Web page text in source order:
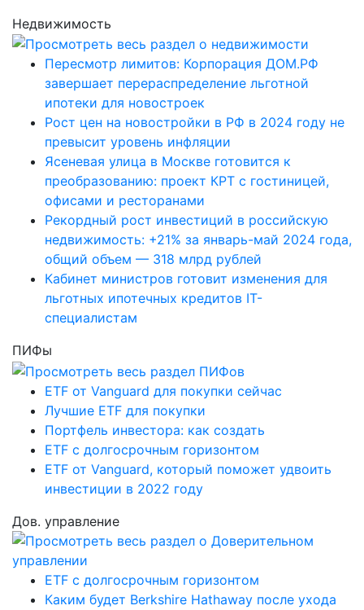
Недвижимость
Пересмотр лимитов: Корпорация ДОМ.РФ
завершает перераспределение льготной
ипотеки для новостроек
Рост цен на новостройки в РФ в 2024 году не
превысит уровень инфляции
Ясеневая улица в Москве готовится к
преобразованию: проект КРТ с гостиницей,
офисами и ресторанами
Рекордный рост инвестиций в российскую
недвижимость: +21% за январь-май 2024 года,
общий объем — 318 млрд рублей
Кабинет министров готовит изменения для
льготных ипотечных кредитов IT-
специалистам
ПИФы
ETF от Vanguard для покупки сейчас
Лучшие ETF для покупки
Портфель инвестора: как создать
ETF с долгосрочным горизонтом
ETF от Vanguard, который поможет удвоить
инвестиции в 2022 году
Дов. управление
ETF с долгосрочным горизонтом
Каким будет Berkshire Hathaway после ухода